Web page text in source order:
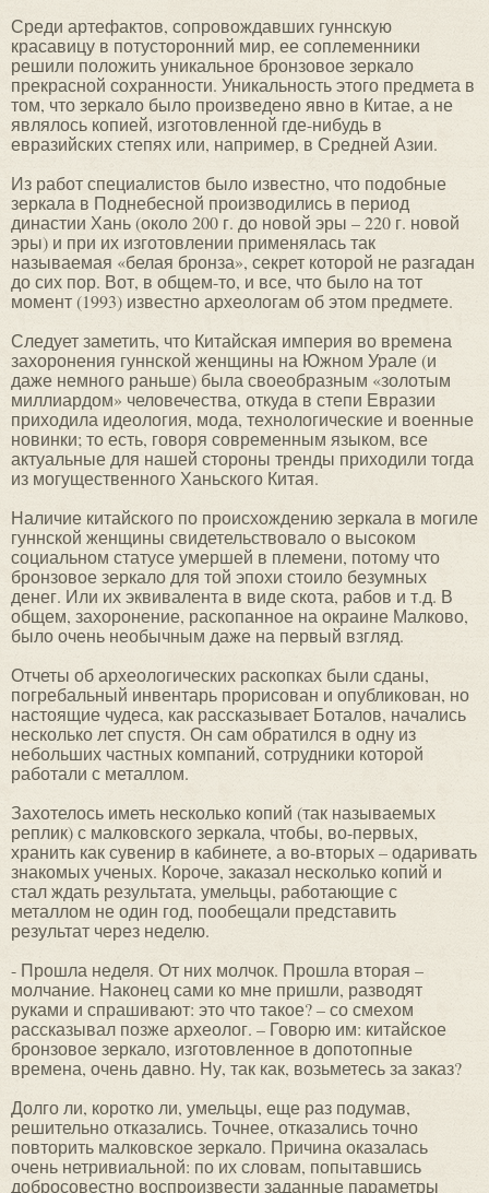
Среди артефактов, сопровождавших гуннскую
красавицу в потусторонний мир, ее соплеменники
решили положить уникальное бронзовое зеркало
прекрасной сохранности. Уникальность этого предмета в
том, что зеркало было произведено явно в Китае, а не
являлось копией, изготовленной где-нибудь в
евразийских степях или, например, в Средней Азии.
Из работ специалистов было известно, что подобные
зеркала в Поднебесной производились в период
династии Хань (около 200 г. до новой эры – 220 г. новой
эры) и при их изготовлении применялась так
называемая «белая бронза», секрет которой не разгадан
до сих пор. Вот, в общем-то, и все, что было на тот
момент (1993) известно археологам об этом предмете.
Следует заметить, что Китайская империя во времена
захоронения гуннской женщины на Южном Урале (и
даже немного раньше) была своеобразным «золотым
миллиардом» человечества, откуда в степи Евразии
приходила идеология, мода, технологические и военные
новинки; то есть, говоря современным языком, все
актуальные для нашей стороны тренды приходили тогда
из могущественного Ханьского Китая.
Наличие китайского по происхождению зеркала в могиле
гуннской женщины свидетельствовало о высоком
социальном статусе умершей в племени, потому что
бронзовое зеркало для той эпохи стоило безумных
денег. Или их эквивалента в виде скота, рабов и т.д. В
общем, захоронение, раскопанное на окраине Малково,
было очень необычным даже на первый взгляд.
Отчеты об археологических раскопках были сданы,
погребальный инвентарь прорисован и опубликован, но
настоящие чудеса, как рассказывает Боталов, начались
несколько лет спустя. Он сам обратился в одну из
небольших частных компаний, сотрудники которой
работали с металлом.
Захотелось иметь несколько копий (так называемых
реплик) с малковского зеркала, чтобы, во-первых,
хранить как сувенир в кабинете, а во-вторых – одаривать
знакомых ученых. Короче, заказал несколько копий и
стал ждать результата, умельцы, работающие с
металлом не один год, пообещали представить
результат через неделю.
- Прошла неделя. От них молчок. Прошла вторая –
молчание. Наконец сами ко мне пришли, разводят
руками и спрашивают: это что такое? – со смехом
рассказывал позже археолог. – Говорю им: китайское
бронзовое зеркало, изготовленное в допотопные
времена, очень давно. Ну, так как, возьметесь за заказ?
Долго ли, коротко ли, умельцы, еще раз подумав,
решительно отказались. Точнее, отказались точно
повторить малковское зеркало. Причина оказалась
очень нетривиальной: по их словам, попытавшись
добросовестно воспроизвести заданные параметры